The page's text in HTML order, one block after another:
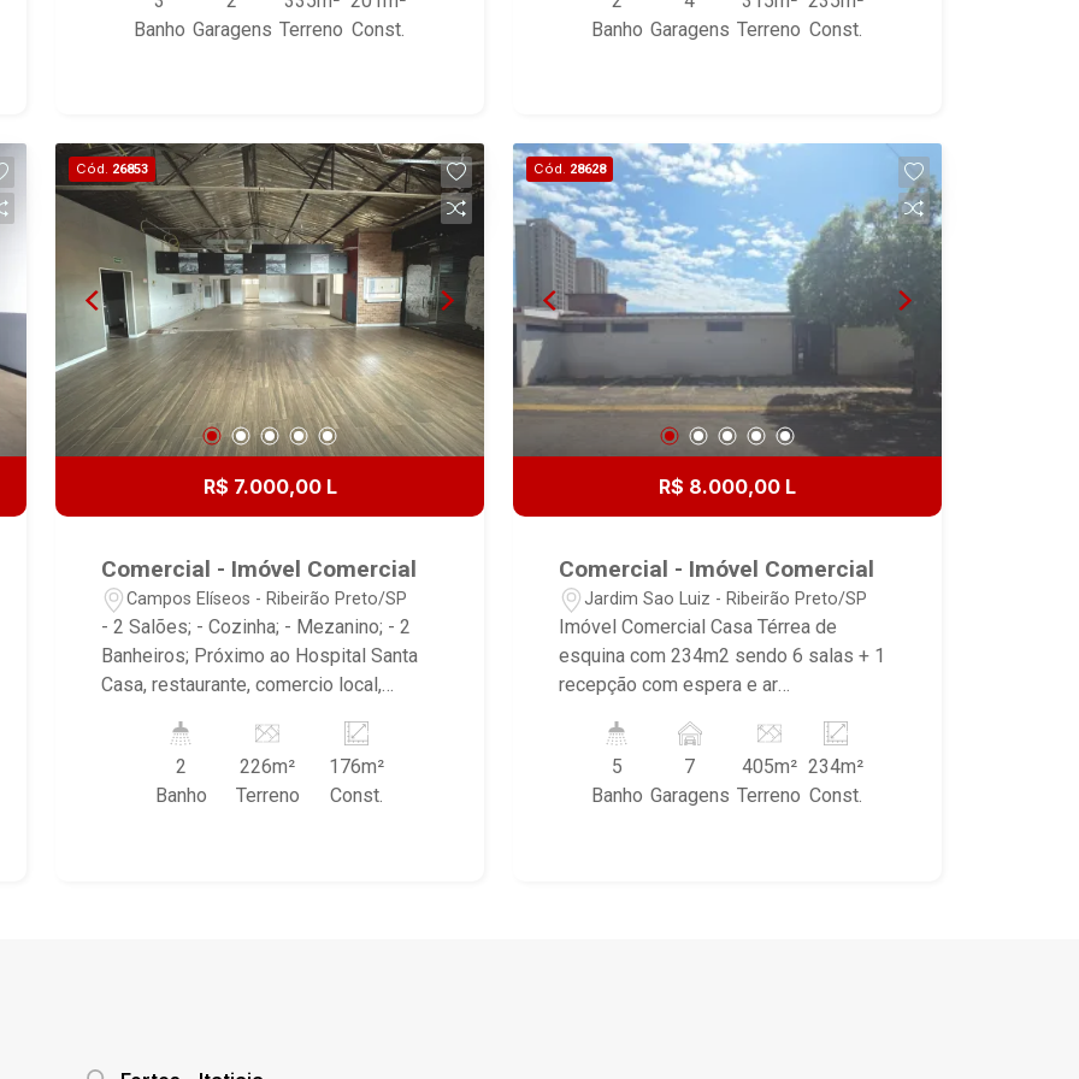
supermercado, academia com fácil
acesso! - Salão amplo integrando
Banho Garagens Terreno Const.
Banho Garagens Terreno Const.
Cód. 26853
R$ 7.000,00 L
Comercial - Imóvel Comercial
Campos Elíseos - Ribeirão Preto/SP
- 2 Salões; - Cozinha; - Mezanino; - 2
Banheiros; Próximo ao Hospital Santa
Casa, restaurante, comercio local,
2
Banho
226m²
Terreno
176m²
Const.
Cód. 28628
R$ 8.000,00 L
Comercial - Imóvel Comercial
Jardim Sao Luiz - Ribeirão Preto/SP
Imóvel Comercial Casa Térrea de
esquina com 234m2 sendo 6 salas + 1
recepção com espera e ar
lado do Metropolitan Business Center,
entre as avenidas Antônio Diederichsen
e Portugal; - 6 Salas - Recepção com
5
Banho
7
Garagens
405m²
Terreno
234m²
Const.